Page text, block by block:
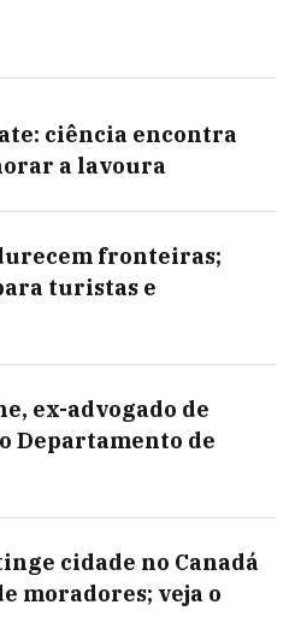
ciência encontra
a lavoura
fronteiras;
turistas e
ex-advogado de
Departamento de
cidade no Canadá
moradores; veja o